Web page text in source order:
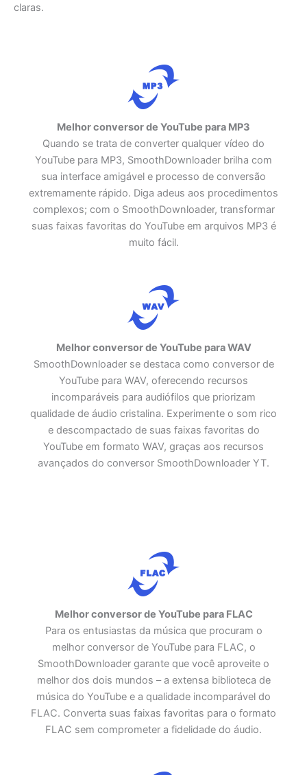
claras.
Melhor conversor de YouTube para MP3
Quando se trata de converter qualquer vídeo do
YouTube para MP3, SmoothDownloader brilha com
sua interface amigável e processo de conversão
extremamente rápido. Diga adeus aos procedimentos
complexos; com o SmoothDownloader, transformar
suas faixas favoritas do YouTube em arquivos MP3 é
muito fácil.
Melhor conversor de YouTube para WAV
SmoothDownloader se destaca como conversor de
YouTube para WAV, oferecendo recursos
incomparáveis ​​para audiófilos que priorizam
qualidade de áudio cristalina. Experimente o som rico
e descompactado de suas faixas favoritas do
YouTube em formato WAV, graças aos recursos
avançados do conversor SmoothDownloader YT.
Melhor conversor de YouTube para FLAC
Para os entusiastas da música que procuram o
melhor conversor de YouTube para FLAC, o
SmoothDownloader garante que você aproveite o
melhor dos dois mundos – a extensa biblioteca de
música do YouTube e a qualidade incomparável do
FLAC. Converta suas faixas favoritas para o formato
FLAC sem comprometer a fidelidade do áudio.